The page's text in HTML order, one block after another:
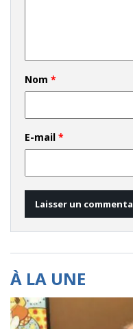
Nom *
E-mail *
À LA UNE